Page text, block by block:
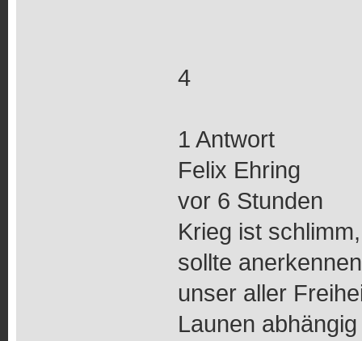
4
1 Antwort
Felix Ehring
vor 6 Stunden
Krieg ist
sollte
unser aller
Launen